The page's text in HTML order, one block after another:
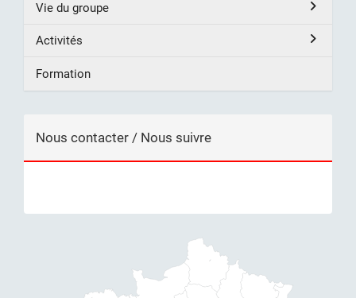
Vie du groupe
Activités
Formation
Nous contacter / Nous suivre